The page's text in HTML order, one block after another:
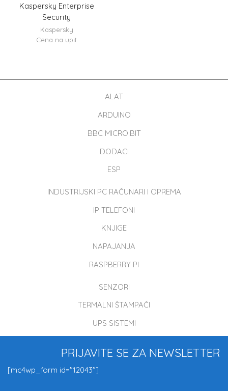
Kaspersky Enterprise
Security
Kaspersky
Cena na upit
ALAT
ARDUINO
BBC MICRO:BIT
DODACI
ESP
INDUSTRIJSKI PC RAČUNARI I OPREMA
IP TELEFONI
KNJIGE
NAPAJANJA
RASPBERRY PI
SENZORI
TERMALNI ŠTAMPAČI
UPS SISTEMI
PRIJAVITE SE ZA NEWSLETTER
[mc4wp_form id="12043"]